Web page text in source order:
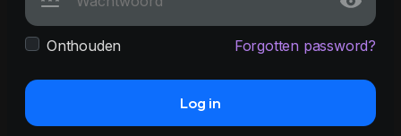
Onthouden Forgotten password?
Log in